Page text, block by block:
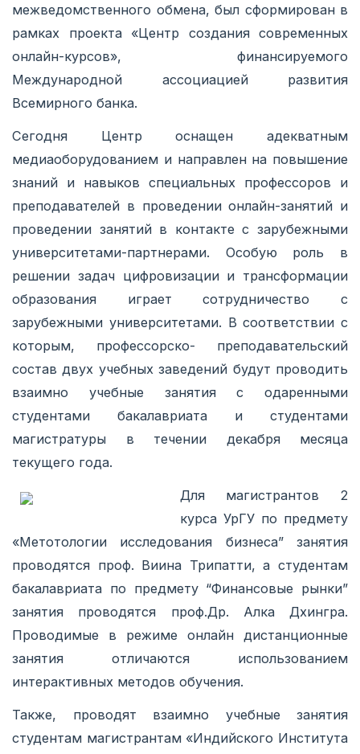
межведомственного обмена, был сформирован в
рамках проекта «Центр создания современных
онлайн-курсов», финансируемого
Международной ассоциацией развития
Всемирного банка.
Сегодня Центр оснащен адекватным
медиаоборудованием и направлен на повышение
знаний и навыков специальных профессоров и
преподавателей в проведении онлайн-занятий и
проведении занятий в контакте с зарубежными
университетами-партнерами. Особую роль в
решении задач цифровизации и трансформации
образования играет сотрудничество с
зарубежными университетами. В соответствии с
которым, профессорско- преподавательский
состав двух учебных заведений будут проводить
взаимно учебные занятия с одаренными
студентами бакалавриата и студентами
магистратуры в течении декабря месяца
текущего года.
Для магистрантов 2
курса УрГУ по предмету
«Метотологии исследования бизнеса” занятия
проводятся проф. Виина Трипатти, а студентам
бакалавриата по предмету “Финансовые рынки”
занятия проводятся проф.Др. Алка Дхингра.
Проводимые в режиме онлайн дистанционные
занятия отличаются использованием
интерактивных методов обучения.
Также, проводят взаимно учебные занятия
студентам магистрантам «Индийского Института